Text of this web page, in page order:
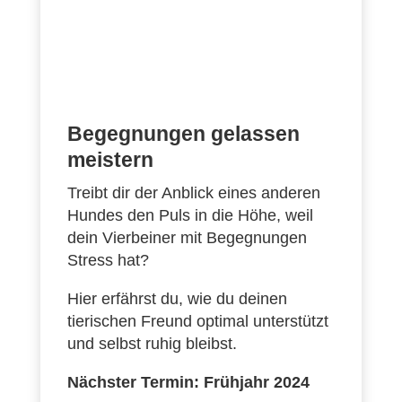
Begegnungen gelassen
meistern
Treibt dir der Anblick eines anderen
Hundes den Puls in die Höhe, weil
dein Vierbeiner mit Begegnungen
Stress hat?
Hier erfährst du, wie du deinen
tierischen Freund optimal unterstützt
und selbst ruhig bleibst.
Nächster Termin: Frühjahr 2024